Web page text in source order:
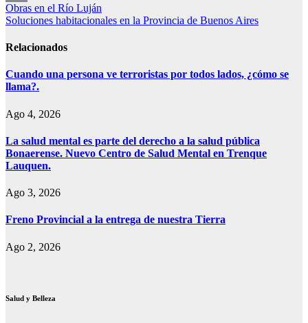
Print
Navegación
de
entradas
Obras en el Río Luján
Soluciones habitacionales en la Provincia de Buenos Aires
Relacionados
Cuando una persona ve terroristas por todos lados, ¿cómo se
llama?.
Ago 4, 2026
La salud mental es parte del derecho a la salud pública
Bonaerense. Nuevo Centro de Salud Mental en Trenque
Lauquen.
Ago 3, 2026
Freno Provincial a la entrega de nuestra Tierra
Ago 2, 2026
Salud y Belleza